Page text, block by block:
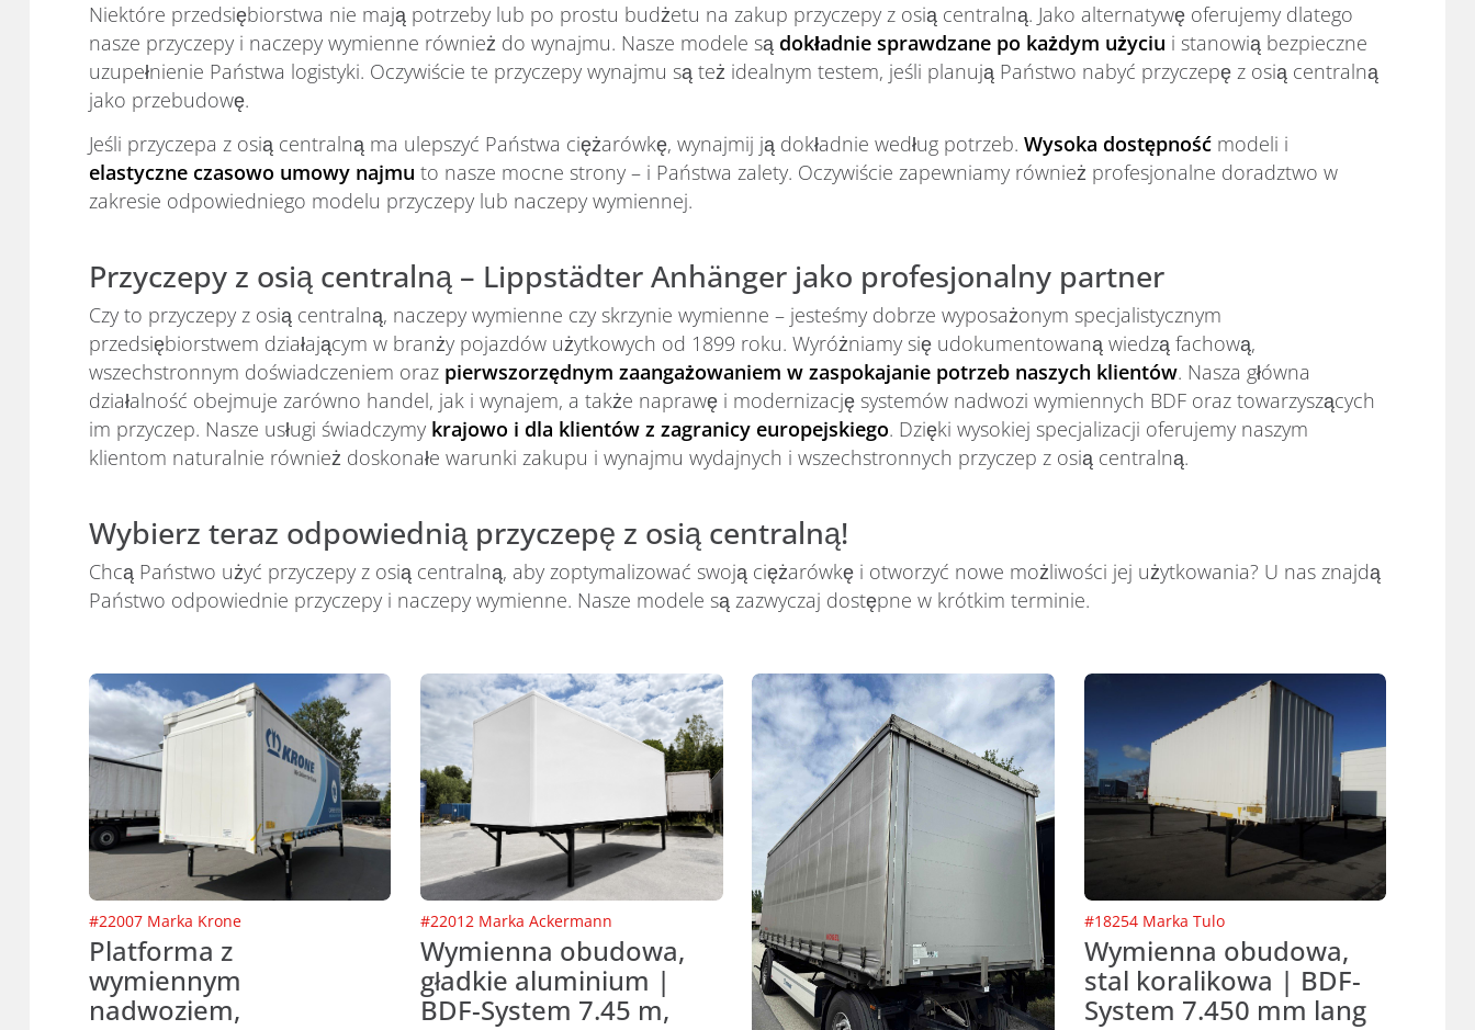
Niektóre przedsiębiorstwa nie mają potrzeby lub po prostu budżetu na zakup przyczepy z osią centralną. Jako alternatywę oferujemy dlatego
nasze przyczepy i naczepy wymienne również do wynajmu. Nasze modele są dokładnie sprawdzane po każdym użyciu i stanowią bezpieczne
uzupełnienie Państwa logistyki. Oczywiście te przyczepy wynajmu są też idealnym testem, jeśli planują Państwo nabyć przyczepę z osią centralną
jako przebudowę.
Jeśli przyczepa z osią centralną ma ulepszyć Państwa ciężarówkę, wynajmij ją dokładnie według potrzeb. Wysoka dostępnośćmodeli i
elastyczne czasowo umowy najmu to nasze mocne strony – i Państwa zalety. Oczywiście zapewniamy również profesjonalne doradztwo w
zakresie odpowiedniego modelu przyczepy lub naczepy wymiennej.
Przyczepy z osią centralną – Lippstädter Anhänger jako profesjonalny partner
Czy to przyczepy z osią centralną, naczepy wymienne czy skrzynie wymienne – jesteśmy dobrze wyposażonym specjalistycznym
przedsiębiorstwem działającym w branży pojazdów użytkowych od 1899 roku. Wyróżniamy się udokumentowaną wiedzą fachową,
wszechstronnym doświadczeniem oraz pierwszorzędnym zaangażowaniem w zaspokajanie potrzeb naszych klientów. Nasza główna
działalność obejmuje zarówno handel, jak i wynajem, a także naprawę i modernizację systemów nadwozi wymiennych BDF oraz towarzyszących
im przyczep. Nasze usługi świadczymy krajowo i dla klientów z zagranicy europejskiego. Dzięki wysokiej specjalizacji oferujemy naszym
klientom naturalnie również doskonałe warunki zakupu i wynajmu wydajnych i wszechstronnych przyczep z osią centralną.
Wybierz teraz odpowiednią przyczepę z osią centralną!
Chcą Państwo użyć przyczepy z osią centralną, aby zoptymalizować swoją ciężarówkę i otworzyć nowe możliwości jej użytkowania? U nas znajdą
Państwo odpowiednie przyczepy i naczepy wymienne. Nasze modele są zazwyczaj dostępne w krótkim terminie.
#22007Marka Krone
Platforma z
wymiennym
nadwoziem,
#22012 MarkaAckermann
Wymienna obudowa,
gładkie aluminium |
BDF-System 7.45 m,
#18254Marka Tulo
Wymienna obudowa,
stal koralikowa | BDF-
System 7.450 mm lang